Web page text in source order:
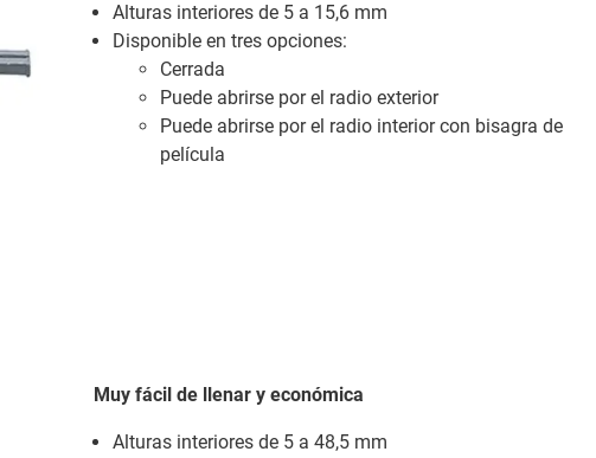
Alturas interiores de 5 a 15,6 mm
Disponible en tres opciones:
Cerrada
Puede abrirse por el radio exterior
Puede abrirse por el radio interior con bisagra de
película
Muy fácil de llenar y económica
Alturas interiores de 5 a 48,5 mm